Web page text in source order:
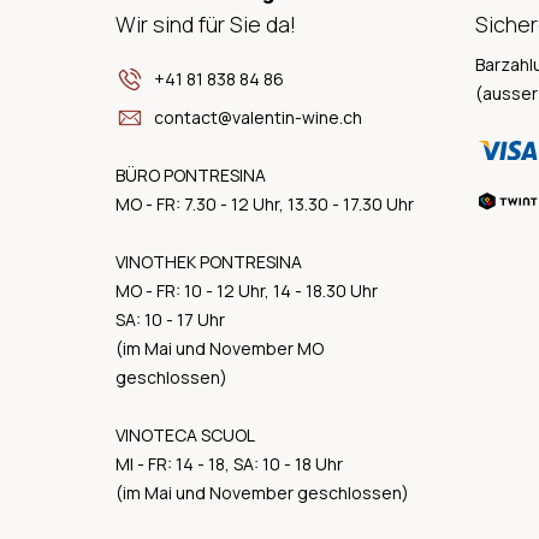
Wir sind für Sie da!
+41 81 838 84 86
contact@valentin-wine.ch
BÜRO PONTRESINA
MO - FR: 7.30 - 12 Uhr, 13.30 - 17.30 Uhr
VINOTHEK PONTRESINA
MO - FR: 10 - 12 Uhr, 14 - 18.30 Uhr
SA: 10 - 17 Uhr
(im Mai und November MO
geschlossen)
VINOTECA SCUOL
MI - FR: 14 - 18, SA: 10 - 18 Uhr
(im Mai und November geschlossen)